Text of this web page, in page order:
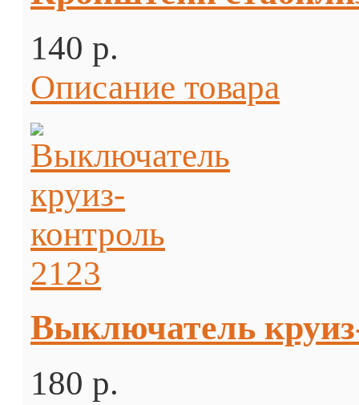
140 p.
Описание товара
Выключатель
180 p.